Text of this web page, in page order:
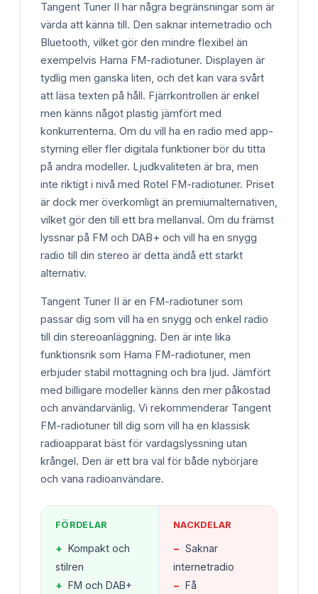
Tangent Tuner II har några begränsningar som är
värda att känna till. Den saknar internetradio och
Bluetooth, vilket gör den mindre flexibel än
exempelvis Hama FM-radiotuner. Displayen är
tydlig men ganska liten, och det kan vara svårt
att läsa texten på håll. Fjärrkontrollen är enkel
men känns något plastig jämfört med
konkurrenterna. Om du vill ha en radio med app-
styrning eller fler digitala funktioner bör du titta
på andra modeller. Ljudkvaliteten är bra, men
inte riktigt i nivå med Rotel FM-radiotuner. Priset
är dock mer överkomligt än premiumalternativen,
vilket gör den till ett bra mellanval. Om du främst
lyssnar på FM och DAB+ och vill ha en snygg
radio till din stereo är detta ändå ett starkt
alternativ.
Tangent Tuner II är en FM-radiotuner som
passar dig som vill ha en snygg och enkel radio
till din stereoanläggning. Den är inte lika
funktionsrik som Hama FM-radiotuner, men
erbjuder stabil mottagning och bra ljud. Jämfört
med billigare modeller känns den mer påkostad
och användarvänlig. Vi rekommenderar Tangent
FM-radiotuner till dig som vill ha en klassisk
radioapparat bäst för vardagslyssning utan
krångel. Den är ett bra val för både nybörjare
och vana radioanvändare.
FÖRDELAR
+ Kompakt och
stilren
+ FM och DAB+
NACKDELAR
− Saknar
internetradio
− Få